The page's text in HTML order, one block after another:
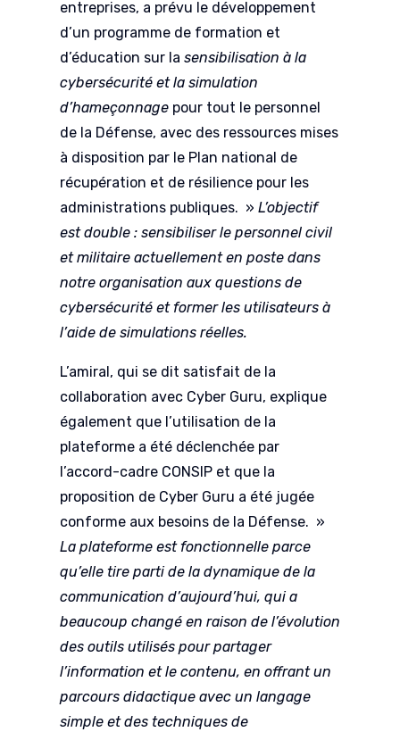
entreprises, a prévu le développement
d’un programme de formation et
d’éducation sur la sensibilisation à la
cybersécurité et la simulation
d’hameçonnagepour tout le personnel
de la Défense, avec des ressources mises
à disposition par le Plan national de
récupération et de résilience pour les
administrations publiques. » L’objectif
est double : sensibiliser le personnel civil
et militaire actuellement en poste dans
notre organisation aux questions de
cybersécurité et former les utilisateurs à
l’aide de simulations réelles.
L’amiral, qui se dit satisfait de la
collaboration avec Cyber Guru, explique
également que l’utilisation de la
plateforme a été déclenchée par
l’accord-cadre CONSIP et que la
proposition de Cyber Guru a été jugée
conforme aux besoins de la Défense. »
La plateforme est fonctionnelle parce
qu’elle tire parti de la dynamique de la
communication d’aujourd’hui, qui a
beaucoup changé en raison de l’évolution
des outils utilisés pour partager
l’information et le contenu, en offrant un
parcours didactique avec un langage
simple et des techniques de